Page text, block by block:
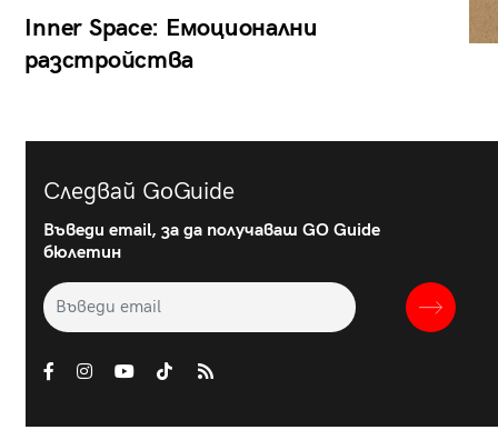
Inner Space: Емоционални
разстройства
Следвай GoGuide
Въведи email, за да получаваш GO Guide
бюлетин